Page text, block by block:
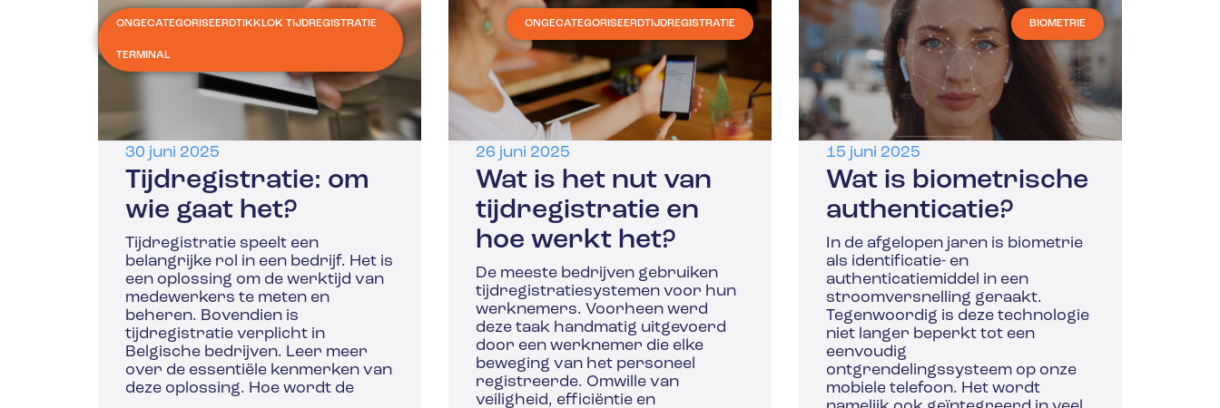
ONGECATEGORISEERDTIKKLOK TIJDREGISTRATIE
TERMINAL
30 juni 2025
Tijdregistratie: om
wie gaat het?
Tijdregistratie speelt een
belangrijke rol in een bedrijf. Het is
een oplossing om de werktijd van
medewerkers te meten en
beheren. Bovendien is
tijdregistratie verplicht in
Belgische bedrijven. Leer meer
over de essentiële kenmerken van
deze oplossing. Hoe wordt de
ONGECATEGORISEERDTIJDREGISTRATIE
26 juni 2025
Wat is het nut van
tijdregistratie en
hoe werkt het?
De meeste bedrijven gebruiken
tijdregistratiesystemen voor hun
werknemers. Voorheen werd
deze taak handmatig uitgevoerd
door een werknemer die elke
beweging van het personeel
registreerde. Omwille van
veiligheid, efficiëntie en
BIOMETRIE
15 juni 2025
Wat is biometrische
authenticatie?
In de afgelopen jaren is biometrie
als identificatie- en
authenticatiemiddel in een
stroomversnelling geraakt.
Tegenwoordig is deze technologie
niet langer beperkt tot een
eenvoudig
ontgrendelingssysteem op onze
mobiele telefoon. Het wordt